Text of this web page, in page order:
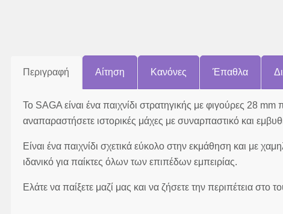
Περιγραφή Αίτηση Κανόνες Έπαθλα
Το SAGA είναι ένα παιχνίδι στρατηγικής με φιγούρες 28 mm
αναπαραστήσετε ιστορικές μάχες με συναρπαστικό και
Είναι ένα παιχνίδι σχετικά εύκολο στην εκμάθηση και με
ιδανικό για παίκτες όλων των επιπέδων εμπειρίας.
Ελάτε να παίξετε μαζί μας και να ζήσετε την περιπέτεια στο